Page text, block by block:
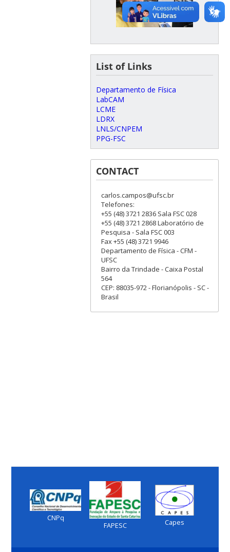
List of Links
Departamento de Física
LabCAM
LCME
LDRX
LNLS/CNPEM
PPG-FSC
CONTACT
carlos.campos@ufsc.br
Telefones:
+55 (48) 3721 2836 Sala FSC 028
+55 (48) 3721 2868 Laboratório de
Pesquisa - Sala FSC 003
Fax +55 (48) 3721 9946
Departamento de Física - CFM -
UFSC
Bairro da Trindade - Caixa Postal
564
CEP: 88035-972 - Florianópolis - SC -
Brasil
CNPq
FAPESC
Capes